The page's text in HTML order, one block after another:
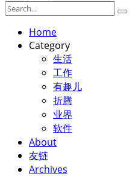
Home
Category
生活
工作
有趣儿
折腾
业界
软件
About
友链
Archives